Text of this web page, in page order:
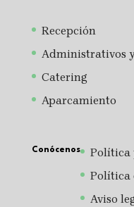
Recepción
Administrativos
Catering
Aparcamiento
Conócenos
Política
Política
Aviso